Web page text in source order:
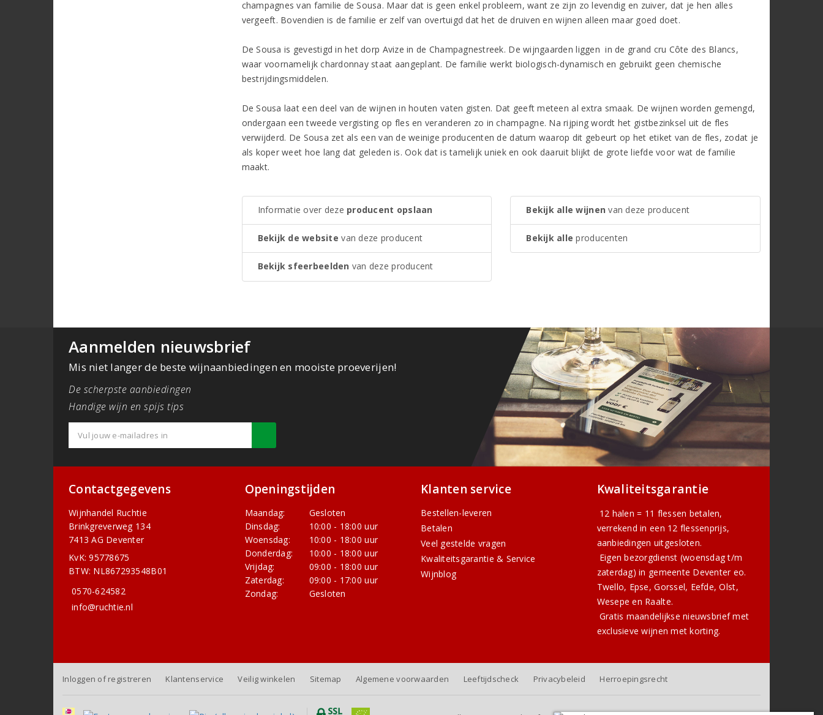
champagnes van familie de Sousa. Maar dat is geen enkel probleem, want ze zijn zo levendig en zuiver, dat je hen alles
vergeeft. Bovendien is de familie er zelf van overtuigd dat het de druiven en wijnen alleen maar goed doet.
De Sousa is gevestigd in het dorp Avize in de Champagnestreek. De wijngaarden liggen in de grand cru Côte des Blancs,
waar voornamelijk chardonnay staat aangeplant. De familie werkt biologisch-dynamisch en gebruikt geen chemische
bestrijdingsmiddelen.
De Sousa laat een deel van de wijnen in houten vaten gisten. Dat geeft meteen al extra smaak. De wijnen worden gemengd,
ondergaan een tweede vergisting op fles en veranderen zo in champagne. Na rijping wordt het gistbezinksel uit de fles
verwijderd. De Sousa zet als een van de weinige producenten de datum waarop dit gebeurt op het etiket van de fles, zodat je
als koper weet hoe lang dat geleden is. Ook dat is tamelijk uniek en ook daaruit blijkt de grote liefde voor wat de familie
maakt.
Informatie over deze producent opslaan
Bekijk de website van deze producent
Bekijk sfeerbeelden van deze producent
Bekijk alle wijnen van deze producent
Bekijk alle producenten
Aanmelden nieuwsbrief
Mis niet langer de beste wijnaanbiedingen en mooiste proeverijen!
De scherpste aanbiedingen
Handige wijn en spijs tips
Contactgegevens
Wijnhandel Ruchtie
Brinkgreverweg 134
7413 AG Deventer
KvK: 95778675
BTW: NL867293548B01
0570-624582
info@ruchtie.nl
Openingstijden
Maandag:
Gesloten
Dinsdag:
10:00 - 18:00 uur
Woensdag:
10:00 - 18:00 uur
Donderdag:
10:00 - 18:00 uur
Vrijdag:
09:00 - 18:00 uur
Zaterdag:
09:00 - 17:00 uur
Zondag:
Gesloten
Klanten service
Bestellen-leveren
Betalen
Veel gestelde vragen
Kwaliteitsgarantie & Service
Wijnblog
Kwaliteitsgarantie
12 halen = 11 flessen betalen,
verrekend in een 12 flessenprijs,
aanbiedingen uitgesloten.
Eigen bezorgdienst (woensdag t/m
zaterdag) in gemeente Deventer eo.
Twello, Epse, Gorssel, Eefde, Olst,
Wesepe en Raalte.
Gratis maandelijkse nieuwsbriefmet
exclusieve wijnen met korting.
Inloggen of registreren Klantenservice Veilig winkelen Sitemap Algemene voorwaarden Leeftijdscheck Privacybeleid Herroepingsrecht